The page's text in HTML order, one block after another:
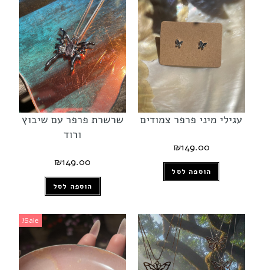
עגילי מיני פרפר צמודים
₪149.00
הוספה לסל
שרשרת פרפר עם שיבוץ
ורוד
₪149.00
הוספה לסל
Sale!